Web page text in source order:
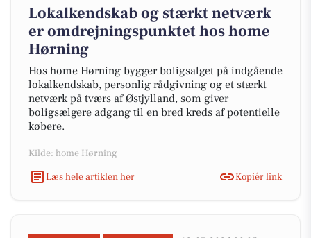
Lokalkendskab og stærkt netværk
er omdrejningspunktet hos home
Hørning
Hos home Hørning bygger boligsalget på indgående
lokalkendskab, personlig rådgivning og et stærkt
netværk på tværs af Østjylland, som giver
boligsælgere adgang til en bred kreds af potentielle
købere.
Kilde: home Hørning
Læs hele artiklen her
Kopiér link